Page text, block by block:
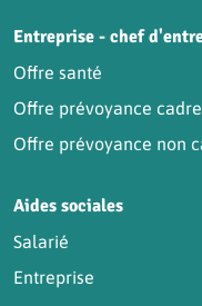
Entreprise - chef
Offre santé
Offre prévoyance cadre
Offre prévoyance non
Aides sociales
Salarié
Entreprise